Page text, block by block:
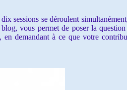
sessions se déroulent
vous permet de poser la
demandant à ce que votre